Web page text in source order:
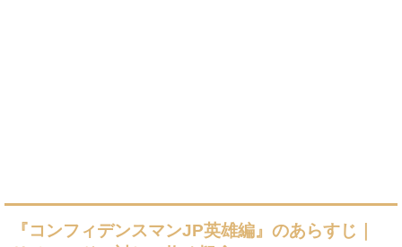
『コンフィデンスマンJP英雄編』のあらすじ｜